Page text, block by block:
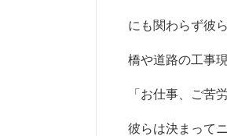
にも関わらず彼
橋や道路の工事
「お仕事、ご苦
彼らは決まって